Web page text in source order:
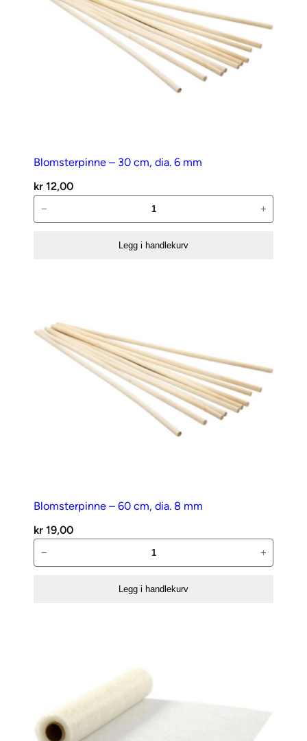
Blomsterpinne – 30 cm, dia. 6 mm
kr 12,00
–
antall
− +
Legg i handlekurv
Blomsterpinne – 60 cm, dia. 8 mm
kr 19,00
–
− +
Legg i handlekurv